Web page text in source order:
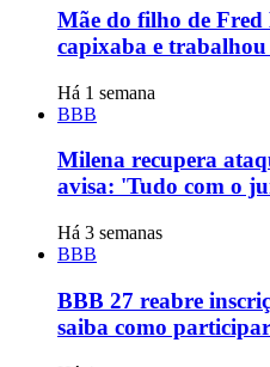
Mãe do filho de
capixaba e
Há 1 semana
BBB
Milena recupera
avisa: 'Tudo com o
Há 3 semanas
BBB
BBB 27 reabre
saiba como participar